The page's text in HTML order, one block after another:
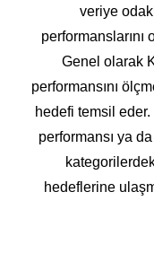
veriye
performanslarını
Genel olarak
performansını
hedefi temsil eder.
performansı ya
hedeflerine